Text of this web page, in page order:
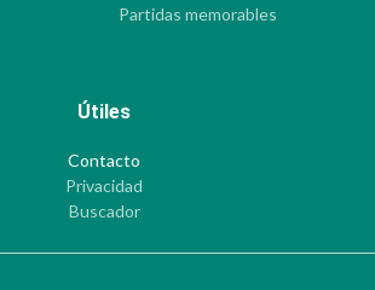
Partidas memorables
Útiles
Contacto
Privacidad
Buscador